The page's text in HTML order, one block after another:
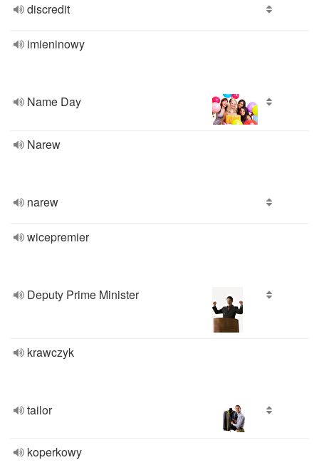
discredit
imieninowy
Name Day
Narew
narew
wicepremier
Deputy Prime Minister
krawczyk
tailor
koperkowy